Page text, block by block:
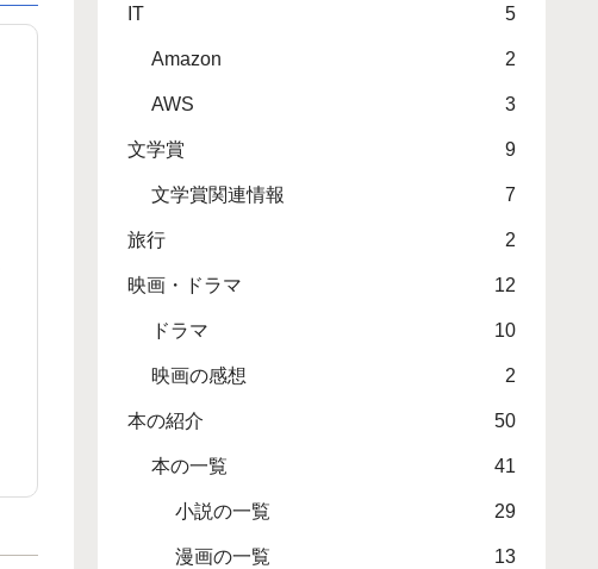
IT 5
Amazon 2
AWS 3
文学賞 9
文学賞関連情報 7
旅行 2
映画・ドラマ 12
ドラマ 10
映画の感想 2
本の紹介 50
本の一覧 41
小説の一覧 29
漫画の一覧 13